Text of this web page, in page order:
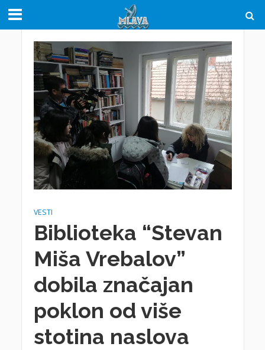
VESTI
Biblioteka “Stevan
Miša Vrebalov”
dobila značajan
poklon od više
stotina naslova